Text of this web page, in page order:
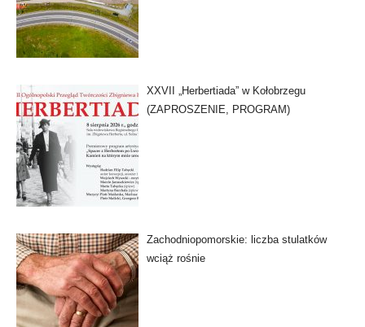
XXVII „Herbertiada” w Kołobrzegu
(ZAPROSZENIE, PROGRAM)
Zachodniopomorskie: liczba stulatków
wciąż rośnie